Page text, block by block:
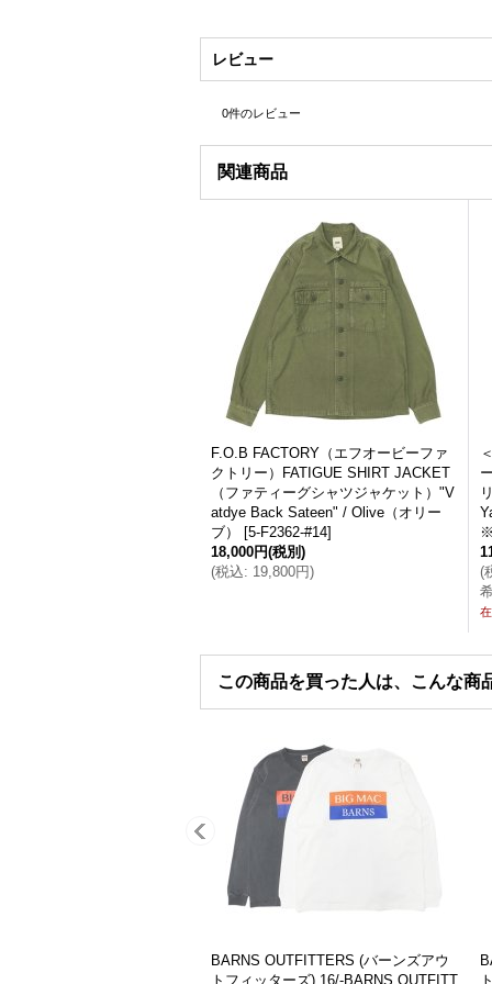
レビュー
0件のレビュー
関連商品
F.O.B FACTORY（エフオービーファ
クトリー）FATIGUE SHIRT JACKET
（ファティーグシャツジャケット）"V
atdye Back Sateen" / Olive（オリー
ブ）
[5-F2362-#14]
18,000円(税別)
(税込: 19,800円)
(
この商品を買った人は、こんな商
BARNS OUTFITTERS（バーンズアウ
トフィッターズ）COZUN GUSSET P